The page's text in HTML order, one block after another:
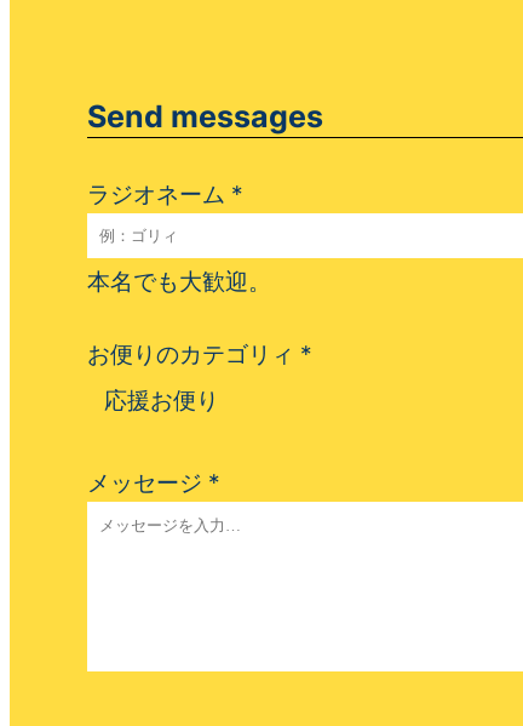
Send messages
ラジオネーム *
本名でも大歓迎。
お便りのカテゴリィ *
応援お便り
メッセージ *